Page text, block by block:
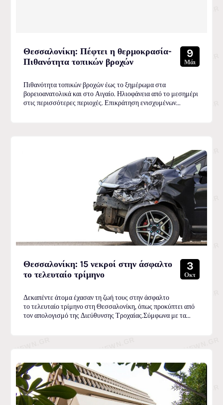
Θεσσαλονίκη: Πέφτει η θερμοκρασία-
Πιθανότητα τοπικών βροχών
9
Μάι
Πιθανότητα τοπικών βροχών έως το ξημέρωμα στα
βορειοανατολικά και στο Αιγαίο. Ηλιοφάνεια από το μεσημέρι
στις περισσότερες περιοχές. Επικράτηση ενισχυμένων...
Θεσσαλονίκη: 15 νεκροί στην άσφαλτο
το τελευταίο τρίμηνο
3
Οκτ
Δεκαπέντε άτομα έχασαν τη ζωή τους στην άσφαλτο
το τελευταίο τρίμηνο στη Θεσσαλονίκη, όπως προκύπτει από
τον απολογισμό της Διεύθυνσης Τροχαίας.Σύμφωνα με τα...